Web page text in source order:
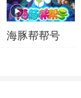
海豚帮帮号